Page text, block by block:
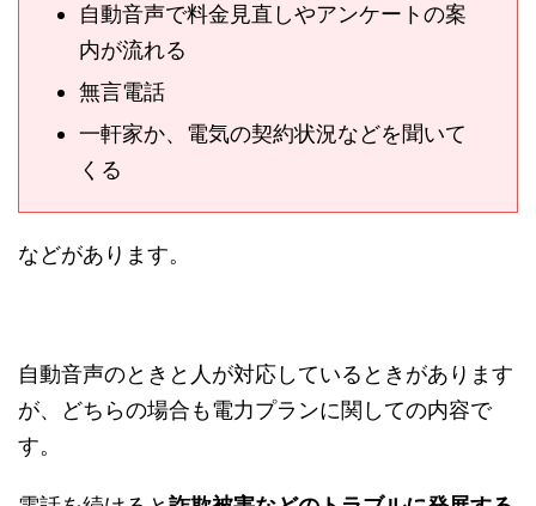
自動音声で料金見直しやアンケートの案
内が流れる
無言電話
一軒家か、電気の契約状況などを聞いて
くる
などがあります。
自動音声のときと人が対応しているときがあります
が、どちらの場合も電力プランに関しての内容で
す。